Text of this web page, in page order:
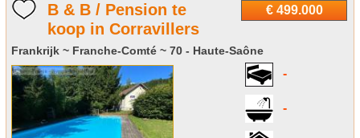
€ 499.000
B & B / Pension te
koop in Corravillers
Frankrijk ~ Franche-Comté ~ 70 - Haute-Saône
-
-